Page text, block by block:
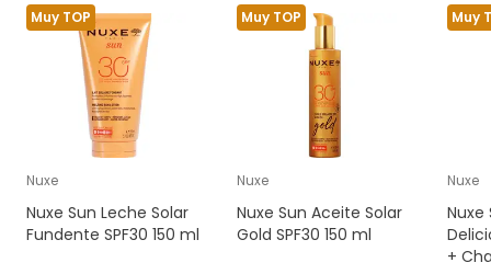
Muy TOP
Nuxe
Nuxe Sun Leche Solar
Fundente SPF30 150 ml
Muy TOP
Nuxe
Nuxe Sun Aceite Solar
Gold SPF30 150 ml
Muy
Nuxe
Nuxe
+